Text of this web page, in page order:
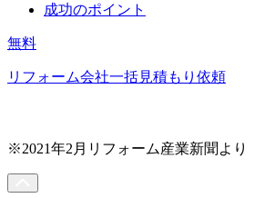
成功のポイント
無料
リフォーム会社一括見積もり依頼
※2021年2月リフォーム産業新聞より